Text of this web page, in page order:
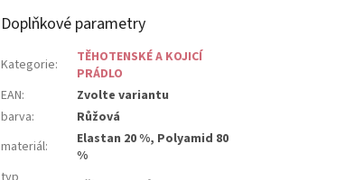
Doplňkové parametry
Kategorie:
TĚHOTENSKÉ A KOJICÍ
PRÁDLO
EAN:
Zvolte variantu
barva:
Růžová
materiál:
Elastan 20 %, Polyamid 80
%